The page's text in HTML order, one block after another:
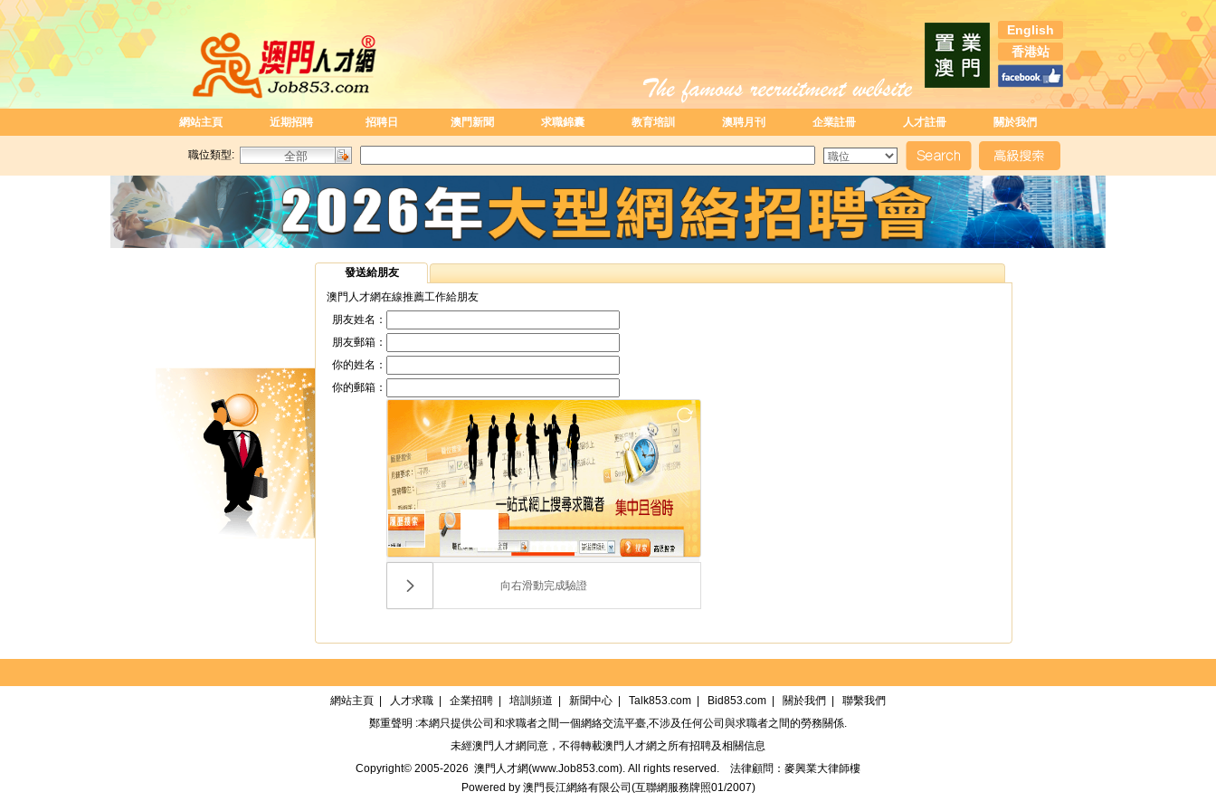
English
香港站
網站主頁 近期招聘 招聘日 澳門新聞 求職錦囊 教育培訓 澳聘月刊 企業註冊 人才註冊 關於我們
職位類型:
發送給朋友
澳門人才網在線推薦工作給朋友
朋友姓名：
朋友郵箱：
你的姓名：
你的郵箱：
向右滑動完成驗證
網站主頁 人才求職 企業招聘 培訓頻道 新聞中心 Talk853.com Bid853.com 關於我們
聯繫我們
鄭重聲明 :本網只提供公司和求職者之間一個網絡交流平臺,不涉及任何公司與求職者之間的勞務關係.
未經澳門人才網 同意，不得轉載澳門人才網之所有招聘及相關信息
Copyright© 2005-2026 澳門人才網(www.Job853.com). All rights reserved. 法律顧問：麥興業大律師樓
Powered by 澳門長江網絡有限公司 (互聯網服務牌照01/2007)